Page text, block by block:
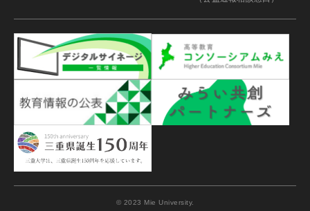
© 2023 Mie University.